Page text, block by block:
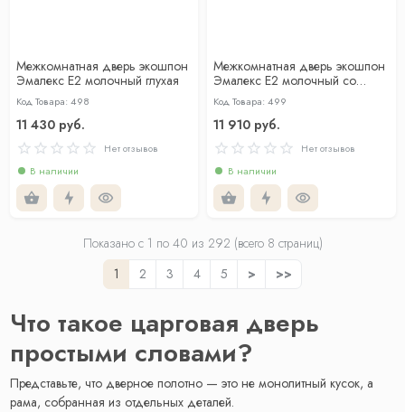
Межкомнатная дверь экошпон
Эмалекс Е2 молочный глухая
Код Товара: 498
11 430 руб.
Нет отзывов
В наличии
Межкомнатная дверь экошпон
Эмалекс Е2 молочный со
стеклом
Код Товара: 499
11 910 руб.
Нет отзывов
В наличии
Показано с 1 по 40 из 292 (всего 8 страниц)
1
2 3 4 5 > >>
Что такое царговая дверь
простыми словами?
Представьте, что дверное полотно — это не монолитный кусок, а
рама, собранная из отдельных деталей.